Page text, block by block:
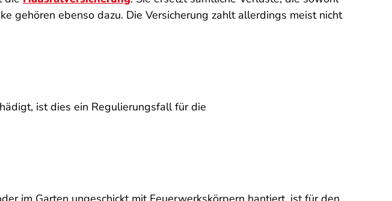
gehören ebenso dazu. Die Versicherung zahlt allerdings meist nicht
ist dies ein Regulierungsfall für die